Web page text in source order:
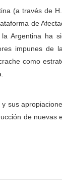
(a través de
de
Argentina ha
impunes de
como
sus
de nuevas